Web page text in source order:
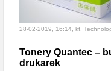
28-02-2019, 16:14, kf,
Tonery Quantec –
drukarek